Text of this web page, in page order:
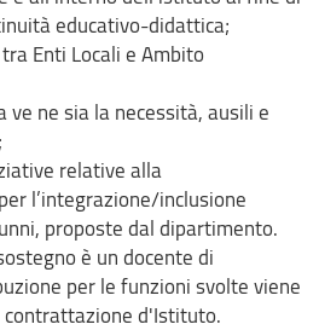
educativo-didattica;
Enti Locali e Ambito
ve ne sia la necessità, ausili e
relative alla
l’integrazione/inclusione
proposte dal dipartimento.
è un docente di
per le funzioni svolte viene
d'Istituto.